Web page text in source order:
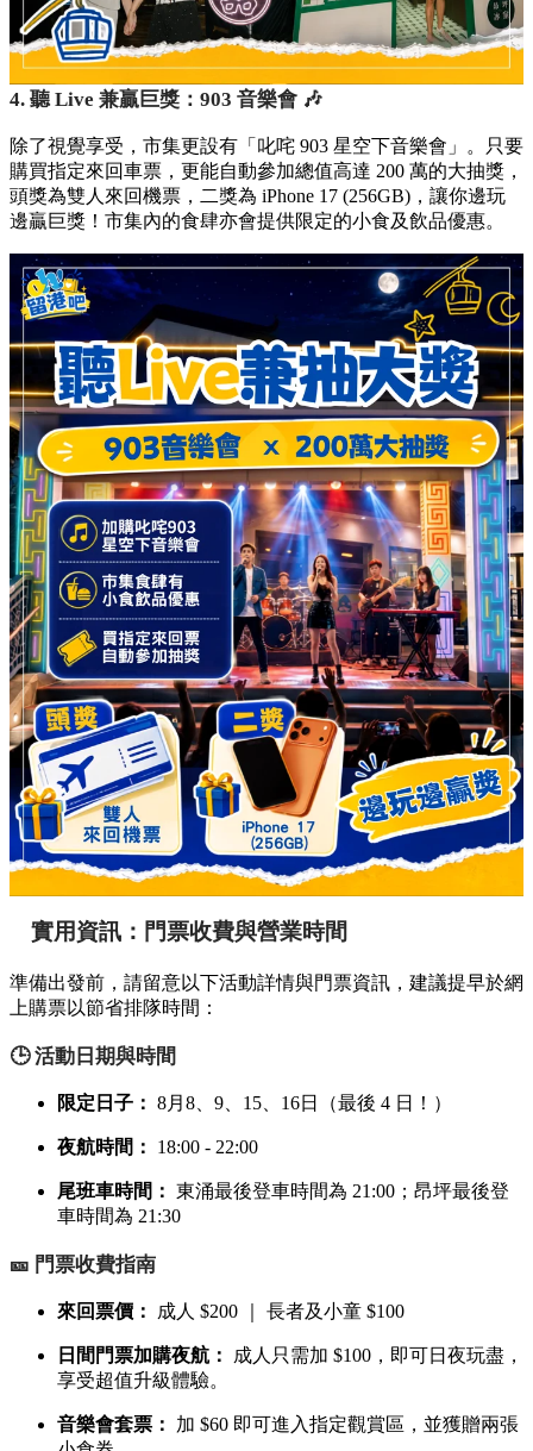
4. 聽 Live 兼贏巨獎：903 音樂會 🎶
除了視覺享受，市集更設有「叱咤 903 星空下音樂會」。只要
購買指定來回車票，更能自動參加總值高達 200 萬的大抽獎，
頭獎為雙人來回機票，二獎為 iPhone 17 (256GB)，讓你邊玩
邊贏巨獎！市集內的食肆亦會提供限定的小食及飲品優惠。
實用資訊：門票收費與營業時間
準備出發前，請留意以下活動詳情與門票資訊，建議提早於網
上購票以節省排隊時間：
🕒 活動日期與時間
限定日子： 8月8、9、15、16日（最後 4 日！）
夜航時間： 18:00 - 22:00
尾班車時間： 東涌最後登車時間為 21:00；昂坪最後登
車時間為 21:30
🎫 門票收費指南
來回票價： 成人 $200 ｜ 長者及小童 $100
日間門票加購夜航：
成人只需加 $100，即可日夜玩盡，
享受超值升級體驗。
音樂會套票：
加 $60 即可進入指定觀賞區，並獲贈兩張